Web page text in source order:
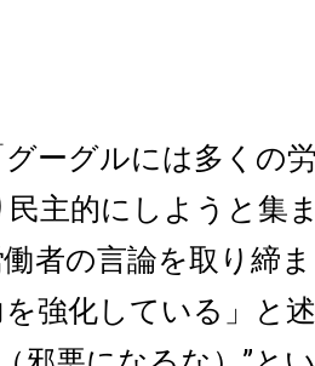
ーグルには多くの
民主的にしようと集
者の言論を取り締
強化している」と